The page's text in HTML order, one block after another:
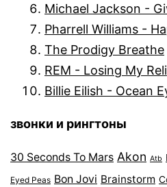
Michael Jackson -
Pharrell Williams -
The Prodigy Breathe
REM - Losing My
Billie Eilish - Ocean
звонки и рингтоны
30 Seconds To Mars Akon Atb
Eyed Peas Bon Jovi Brainstorm